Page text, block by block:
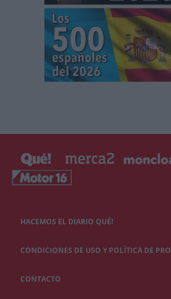
HACEMOS EL DIARIO QUÉ!
CONDICIONES DE USO Y POLÍTICA DE
CONTACTO